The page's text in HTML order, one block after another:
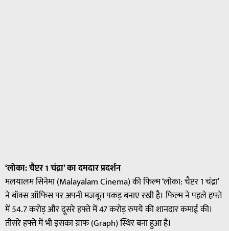
‘लोका: चैप्टर 1 चंद्रा’ का दमदार प्रदर्शन
मलयालम सिनेमा (Malayalam Cinema) की फिल्म ‘लोका: चैप्टर 1 चंद्रा’
ने बॉक्स ऑफिस पर अपनी मजबूत पकड़ बनाए रखी है। फिल्म ने पहले हफ्ते
में 54.7 करोड़ और दूसरे हफ्ते में 47 करोड़ रुपये की शानदार कमाई की।
तीसरे हफ्ते में भी इसका ग्राफ (Graph) स्थिर बना हुआ है।